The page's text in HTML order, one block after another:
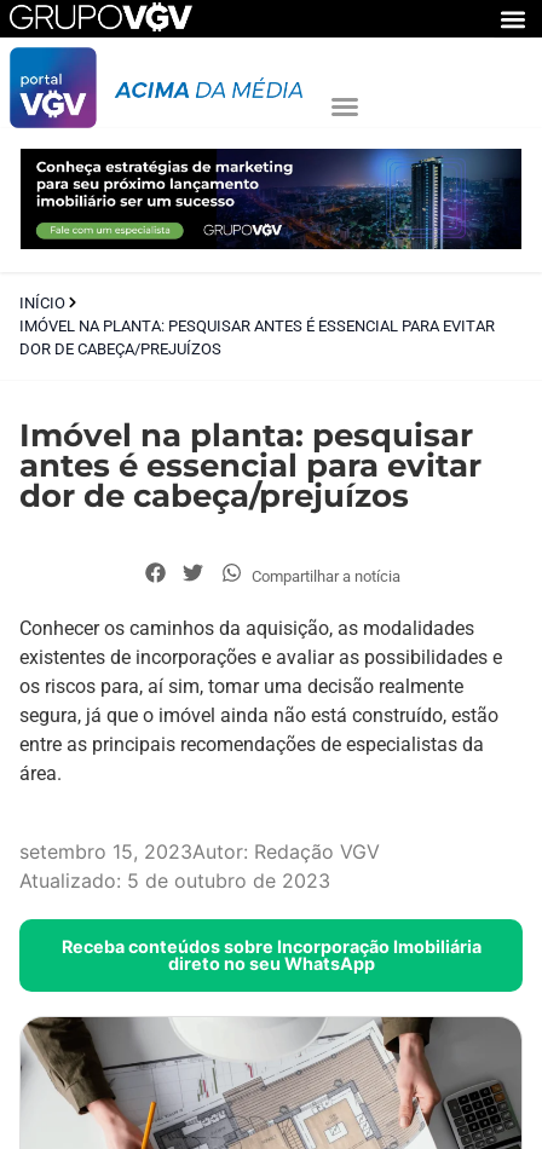
INÍCIO
IMÓVEL NA PLANTA: PESQUISAR ANTES É ESSENCIAL PARA EVITAR
DOR DE CABEÇA/PREJUÍZOS
Imóvel na planta: pesquisar
antes é essencial para evitar
dor de cabeça/prejuízos
Compartilhar a notícia
Conhecer os caminhos da aquisição, as modalidades
existentes de incorporações e avaliar as possibilidades e
os riscos para, aí sim, tomar uma decisão realmente
segura, já que o imóvel ainda não está construído, estão
entre as principais recomendações de especialistas da
área.
setembro 15, 2023Autor: Redação VGV
Atualizado: 5 de outubro de 2023
Receba conteúdos sobre Incorporação Imobiliária
direto no seu WhatsApp